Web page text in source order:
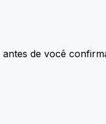
antes de você